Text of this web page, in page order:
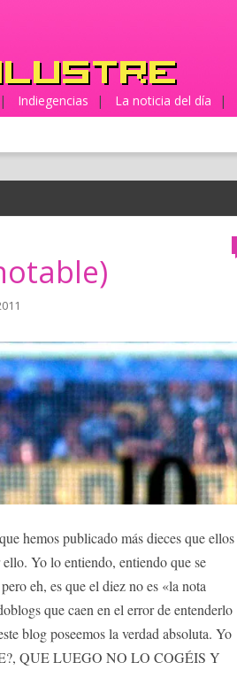
| Indiegencias | La noticia del día |
hemos publicado más dieces que ellos
Yo lo entiendo, entiendo que se
eh, es que el diez no es «la nota
que caen en el error de entenderlo
blog poseemos la verdad absoluta. Yo
QUE LUEGO NO LO COGÉIS Y